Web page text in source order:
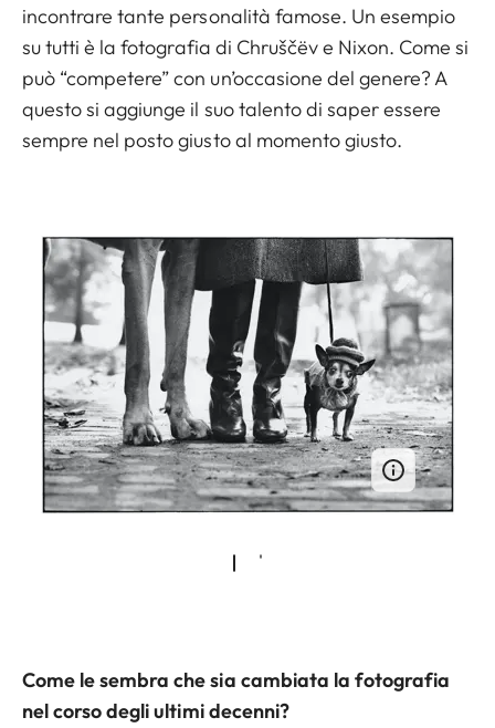
incontrare tante personalità famose. Un esempio
su tutti è la fotografia di Chruščëv e Nixon. Come si
può “competere” con un’occasione del genere? A
questo si aggiunge il suo talento di saper essere
sempre nel posto giusto al momento giusto.
Come le sembra che sia cambiata la fotografia
nel corso degli ultimi decenni?